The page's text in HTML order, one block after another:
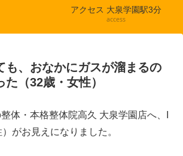
アクセス 大泉学園駅3分
access
も、おなかにガスが溜まるの
（32歳・女性）
体・本格整体院高久 大泉学園店へ、I
がお見えになりました。